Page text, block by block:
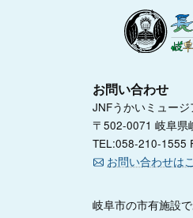
お問い合わせ
JNFうかいミュージ
〒502-0071 岐阜県
TEL:058-210-1555
お問い合わせは
岐阜市の市有施設